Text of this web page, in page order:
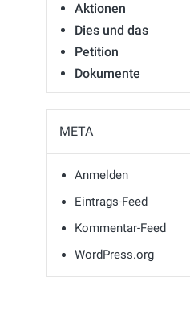
Aktionen
Dies und das
Petition
Dokumente
META
Anmelden
Eintrags-Feed
Kommentar-Feed
WordPress.org